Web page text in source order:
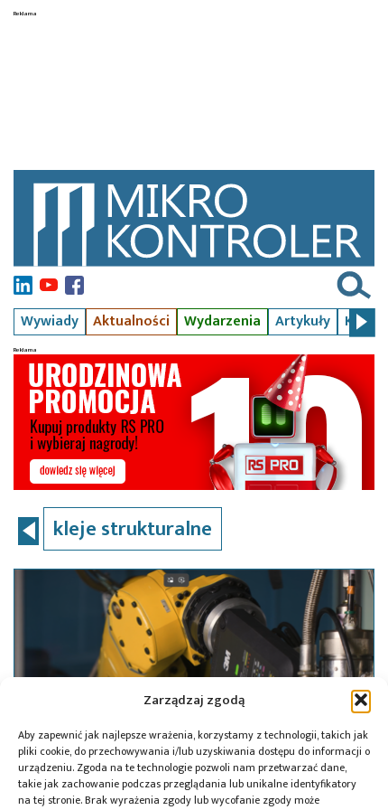
Zarządzaj zgodą
Aby zapewnić jak najlepsze wrażenia, korzystamy z technologii, takich jak
pliki cookie, do przechowywania i/lub uzyskiwania dostępu do informacji o
urządzeniu. Zgoda na te technologie pozwoli nam przetwarzać dane,
takie jak zachowanie podczas przeglądania lub unikalne identyfikatory
na tej stronie. Brak wyrażenia zgody lub wycofanie zgody może
Wywiady Aktualności Wydarzenia Artykuły Kursy
kleje strukturalne